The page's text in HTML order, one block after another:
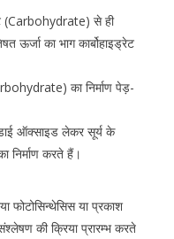
(Carbohydrate) से ही
ऊर्जा का भाग कार्बोहाइड्रेट
का निर्माण पेड़-
ऑक्साइड लेकर सूर्य के
निर्माण करते हैं।
फोटोसिन्थेसिस या प्रकाश
की क्रिया प्रारम्भ करते